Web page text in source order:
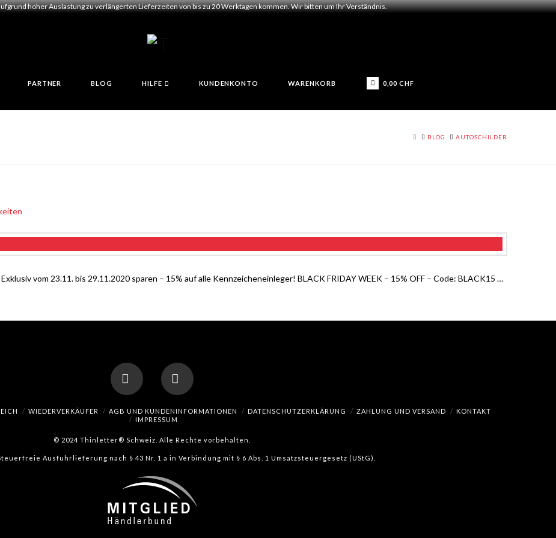
hoher Auslastung zu verlängerten Lieferzeiten von bis zu 20 Werktagen kommen. Wir bitten um Ihr Verständnis.
PARTNER BLOG HILFE KUNDENKONTO WARENKORB 0,00 CHF
HOME
BLOG AUTOSCHILDER
vom 23.11. bis 29.11.2020 sparen – 15% auf alle Kennzeicheneinleger! BLACK FRIDAY WEEK – 15% OFF – Code: BLACK15 …
FacebookInstagram
WIEDERVERKÄUFER AGB UND KUNDENINFORMATIONEN DATENSCHUTZERKLÄRUNG ZAHLUNG UND VERSAND
KONTAKT
IMPRESSUM
© 2024 Thinletter® Schweiz. Alle Rechte vorbehalten.
Ausfuhrlieferung nach § 43 Nr. 1 a in Verbindung mit § 6 Abs. 1 Umsatzsteuergesetz (UStG).